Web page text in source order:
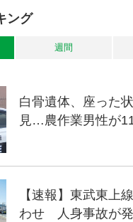
ング
週間
白骨遺体、座った
見…農作業男性が
【速報】東武東上
わせ 人身事故が